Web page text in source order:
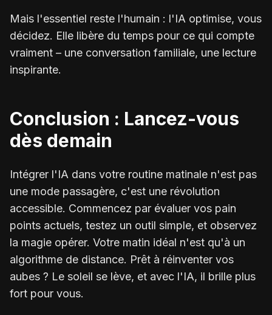
Mais l'essentiel reste l'humain : l'IA optimise, vous
décidez. Elle libère du temps pour ce qui compte
vraiment – une conversation familiale, une lecture
inspirante.
Conclusion : Lancez-vous
dès demain
Intégrer l'IA dans votre routine matinale n'est pas
une mode passagère, c'est une révolution
accessible. Commencez par évaluer vos pain
points actuels, testez un outil simple, et observez
la magie opérer. Votre matin idéal n'est qu'à un
algorithme de distance. Prêt à réinventer vos
aubes ? Le soleil se lève, et avec l'IA, il brille plus
fort pour vous.